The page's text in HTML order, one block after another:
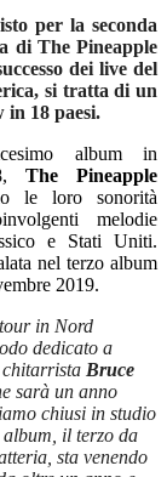
per la seconda
di The Pineapple
dei live del
si tratta di un
in 18 paesi.
album in
The Pineapple
le loro sonorità
melodie
e Stati Uniti.
nel terzo album
2019.
in Nord
dedicato a
chitarrista Bruce
sarà un anno
chiusi in studio
il terzo da
sta venendo